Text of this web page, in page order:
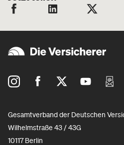
Gesamtverband der Deutschen
Wilhelmstraße 43 / 43G
10117 Berlin